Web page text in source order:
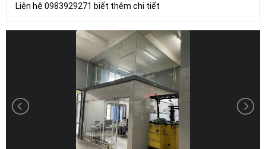
Liên hệ 0983929271 biết thêm chi tiết